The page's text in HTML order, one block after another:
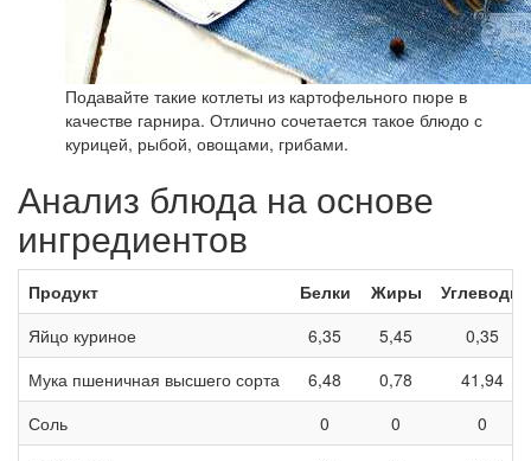
Подавайте такие котлеты из картофельного пюре в
качестве гарнира. Отлично сочетается такое блюдо с
курицей, рыбой, овощами, грибами.
Анализ блюда на основе
ингредиентов
Продукт Белки Жиры
Углеводы
Яйцо куриное
6,35 5,45
0,35
Мука пшеничная высшего сорта
6,48 0,78
41,94
Соль
0 0
0